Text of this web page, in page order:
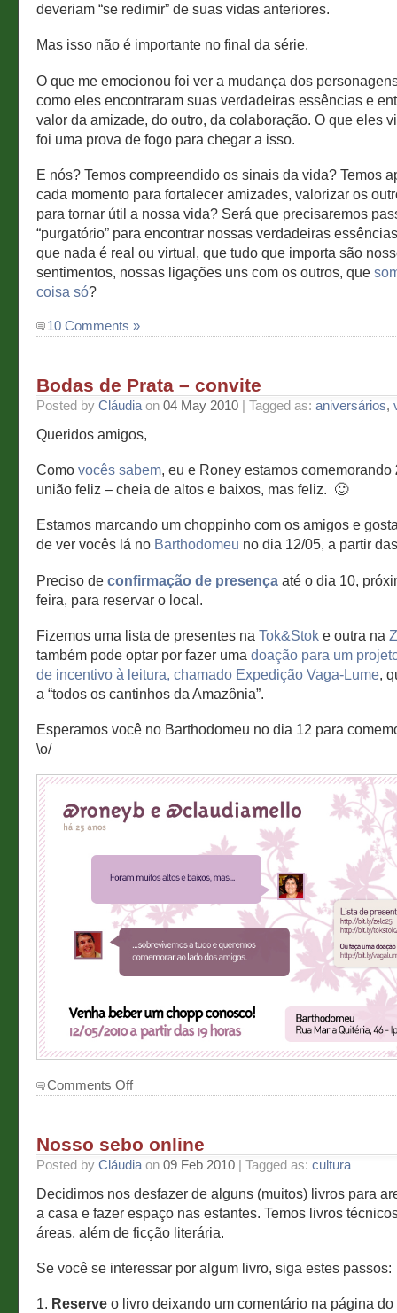
deveriam “se redimir” de suas vidas anteriores.
Mas isso não é importante no final da série.
O que me emocionou foi ver a mudança dos
como eles encontraram suas verdadeiras essências e
valor da amizade, do outro, da colaboração. O que eles
foi uma prova de fogo para chegar a isso.
E nós? Temos compreendido os sinais da vida? Temos
cada momento para fortalecer amizades, valorizar os
para tornar útil a nossa vida? Será que precisaremos
“purgatório” para encontrar nossas verdadeiras
que nada é real ou virtual, que tudo que importa são
sentimentos, nossas ligações uns com os outros, que
coisa só?
10 Comments »
Bodas de Prata – convite
Posted by Cláudia on 04 May 2010 | Tagged as: aniversários,
Queridos amigos,
Como vocês sabem, eu e Roney estamos comemorando
união feliz – cheia de altos e baixos, mas feliz. 🙂
Estamos marcando um choppinho com os amigos e
de ver vocês lá no Barthodomeu no dia 12/05, a partir
Preciso de confirmação de presença até o dia 10,
feira, para reservar o local.
Fizemos uma lista de presentes na Tok&Stok e outra na
também pode optar por fazer uma doação para um
de incentivo à leitura, chamado Expedição Vaga-Lume,
a “todos os cantinhos da Amazônia”.
Esperamos você no Barthodomeu no dia 12 para
\o/
Comments Offon
Bodas
–
convite
Nosso sebo online
Posted by Cláudia on 09 Feb 2010 | Tagged as: cultura
Decidimos nos desfazer de alguns (muitos) livros para
a casa e fazer espaço nas estantes. Temos livros
áreas, além de ficção literária.
Se você se interessar por algum livro, siga estes passos:
1. Reserve o livro deixando um comentário na página